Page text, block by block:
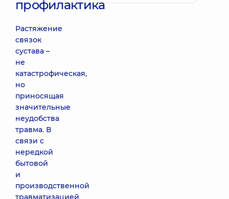
профилактика
Растяжение
связок
сустава –
не
катастрофическая,
но
приносящая
значительные
неудобства
травма. В
связи с
нередкой
бытовой
и
производственной
травматизацией